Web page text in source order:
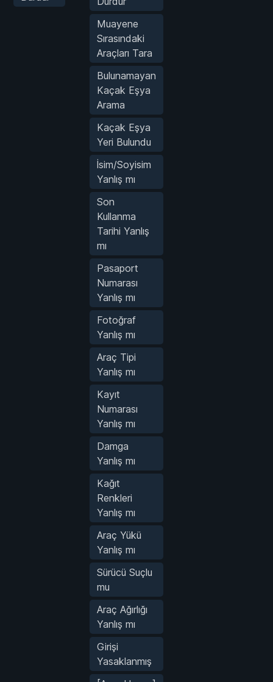
Muayene
Sırasındaki
Araçları Tara
Bulunamayan
Kaçak Eşya
Arama
Kaçak Eşya
Yeri Bulundu
İsim/Soyisim
Yanlış mı
Son
Kullanma
Tarihi Yanlış
mı
Pasaport
Numarası
Yanlış mı
Fotoğraf
Yanlış mı
Araç Tipi
Yanlış mı
Kayıt
Numarası
Yanlış mı
Damga
Yanlış mı
Kağıt
Renkleri
Yanlış mı
Araç Yükü
Yanlış mı
Sürücü Suçlu
mu
Araç Ağırlığı
Yanlış mı
Girişi
Yasaklanmış